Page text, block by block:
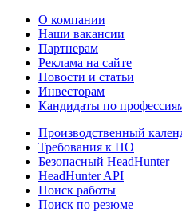
О компании
Наши вакансии
Партнерам
Реклама на сайте
Новости и статьи
Инвесторам
Кандидаты по
Производственный
Требования к ПО
Безопасный HeadHunter
HeadHunter API
Поиск работы
Поиск по резюме